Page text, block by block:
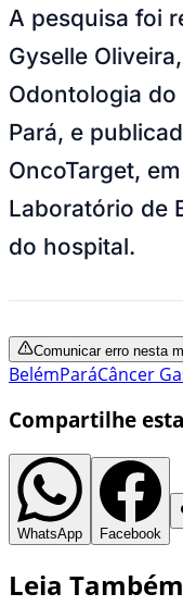
A pesquisa foi
Gyselle
Odontologia
Pará, e
OncoTarget,
Laboratório de
do hospital.
Comunicar erro nesta
BelémParáCâncer
Compartilhe
WhatsApp Facebook
Leia Também